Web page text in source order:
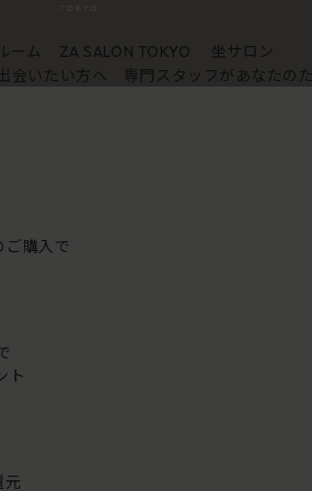
ーム ZA SALON TOKYO
坐サロン
会いたい方へ 専門スタッフがあなたの
ご購入で
ト
元